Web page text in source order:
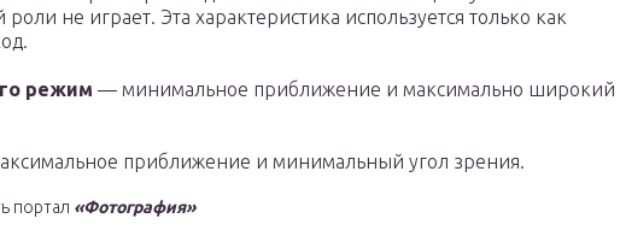
роли не играет. Эта характеристика используется только как
режим — минимальное приближение и максимально широкий
приближение и минимальный угол зрения.
портал «Фотография»